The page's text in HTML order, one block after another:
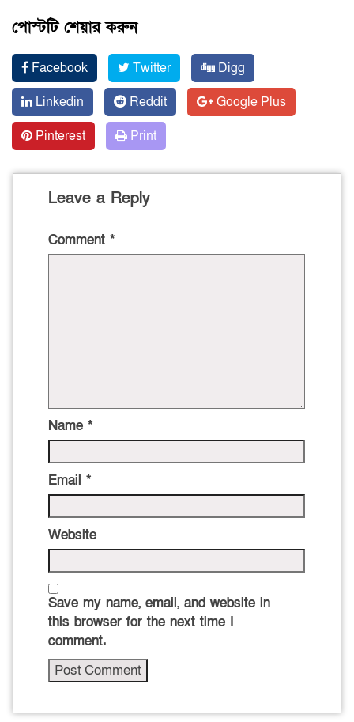
পোস্টটি শেয়ার করুন
Facebook Twitter
Digg
Linkedin
Reddit
Google Plus
Pinterest
Print
Leave a Reply
Comment *
Name *
Email *
Website
Save my name, email, and website in
this browser for the next time I
comment.